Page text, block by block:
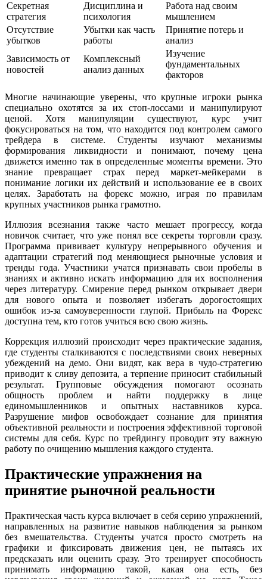
Секретная
стратегия
Дисциплина и
психология
Работа над своим
мышлением
Отсутствие
убытков
Убытки как часть
работы
Принятие потерь и
анализ
Зависимость от
новостей
Комплексный
анализ данных
Изучение
фундаментальных
факторов
Многие начинающие уверены, что крупные игроки рынка
специально охотятся за их стоп-лоссами и манипулируют
ценой. Хотя манипуляции существуют, курс учит
фокусироваться на том, что находится под контролем самого
трейдера в системе. Студенты изучают механизмы
формирования ликвидности и понимают, почему цена
движется именно так в определенные моменты времени. Это
знание превращает страх перед маркет-мейкерами в
понимание логики их действий и использование ее в своих
целях. Заработать на форекс можно, играя по правилам
крупных участников рынка грамотно.
Иллюзия всезнания также часто мешает прогрессу, когда
новичок считает, что уже понял все секреты торговли сразу.
Программа прививает культуру непрерывного обучения и
адаптации стратегий под меняющиеся рыночные условия и
тренды года. Участники учатся признавать свои пробелы в
знаниях и активно искать информацию для их восполнения
через литературу. Смирение перед рынком открывает двери
для нового опыта и позволяет избегать дорогостоящих
ошибок из-за самоуверенности глупой. Прибыль на Форекс
доступна тем, кто готов учиться всю свою жизнь.
Коррекция иллюзий происходит через практические задания,
где студенты сталкиваются с последствиями своих неверных
убеждений на демо. Они видят, как вера в чудо-стратегию
приводит к сливу депозита, а терпение приносит стабильный
результат. Групповые обсуждения помогают осознать
общность проблем и найти поддержку в лице
единомышленников и опытных наставников курса.
Разрушение мифов освобождает сознание для принятия
объективной реальности и построения эффективной торговой
системы для себя. Курс по трейдингу проводит эту важную
работу по очищению мышления каждого студента.
Практические упражнения на
принятие рыночной реальности
Практическая часть курса включает в себя серию упражнений,
направленных на развитие навыков наблюдения за рынком
без вмешательства. Студенты учатся просто смотреть на
графики и фиксировать движения цен, не пытаясь их
предсказать или оценить сразу. Это тренирует способность
принимать информацию такой, какая она есть, без